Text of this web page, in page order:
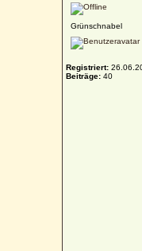
Grünschnabel
Registriert:
Beiträge: 40